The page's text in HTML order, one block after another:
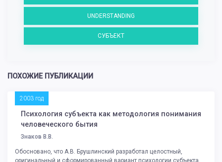
UNDERSTANDING
СУБЪЕКТ
ПОХОЖИЕ ПУБЛИКАЦИИ
2003 год
Психология субъекта как методология понимания
человеческого бытия
Знаков В.В.
Обосновано, что А.В. Брушлинский разработал целостный,
оригинальный и сформированный вариант психологии субъекта.